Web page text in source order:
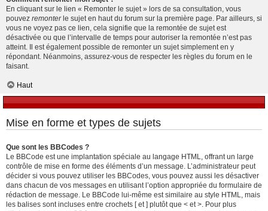
En cliquant sur le lien « Remonter le sujet » lors de sa consultation, vous
pouvez remonterle sujet en haut du forum sur la première page. Par ailleurs, si
vous ne voyez pas ce lien, cela signifie que la remontée de sujet est
désactivée ou que l’intervalle de temps pour autoriser la remontée n’est pas
atteint. Il est également possible de remonter un sujet simplement en y
répondant. Néanmoins, assurez-vous de respecter les règles du forum en le
faisant.
Haut
Mise en forme et types de sujets
Que sont les BBCodes ?
Le BBCode est une implantation spéciale au langage HTML, offrant un large
contrôle de mise en forme des éléments d’un message. L’administrateur peut
décider si vous pouvez utiliser les BBCodes, vous pouvez aussi les désactiver
dans chacun de vos messages en utilisant l’option appropriée du formulaire de
rédaction de message. Le BBCode lui-même est similaire au style HTML, mais
les balises sont incluses entre crochets [ et ] plutôt que < et >. Pour plus